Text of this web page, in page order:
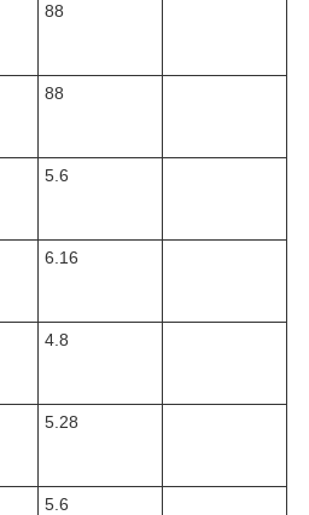
88
88
5.6
6.16
4.8
5.28
5.6